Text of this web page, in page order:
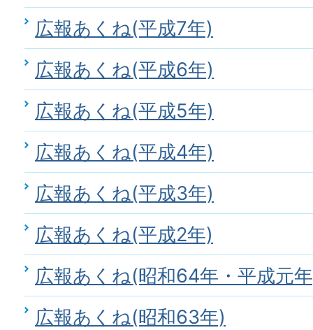
広報あくね(平成7年)
広報あくね(平成6年)
広報あくね(平成5年)
広報あくね(平成4年)
広報あくね(平成3年)
広報あくね(平成2年)
広報あくね(昭和64年・平成元
広報あくね(昭和63年)